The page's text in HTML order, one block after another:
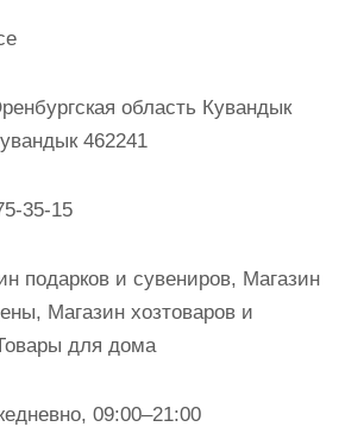
область Кувандык
462241
35-15
подарков и сувениров, Магазин
Магазин хозтоваров и
для дома
09:00–21:00